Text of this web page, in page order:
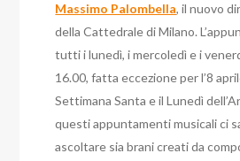
Massimo Palombella, il nuovo
della Cattedrale di Milano.
tutti i lunedì, i mercoledì e i
16.00, fatta eccezione per l’8
Settimana Santa e il Lunedì
questi appuntamenti musicali ci
ascoltare sia brani creati da